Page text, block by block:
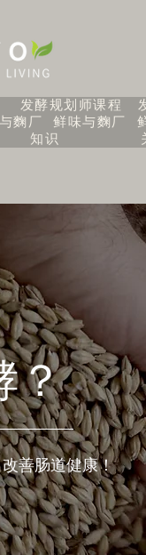
发酵规划师课程
麴厂 鲜味与麴厂
知识
？
善肠道健康！